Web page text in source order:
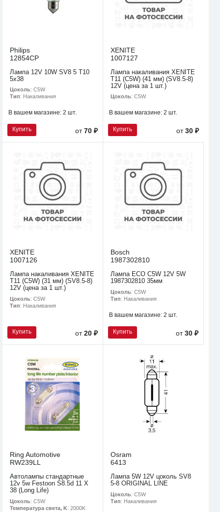
Philips
12854CP
Лампа 12V 10W SV8 5 T10
5x38
Цоколь: C5W
Тип: Накаливания
В вашем магазине: 2 шт.
Купить от70 ₽
XENITE
1007127
Лампа накаливания XENITE
T11 (C5W) (41 мм) (SV8.5-8)
12V (цена за 1 шт.)
Цоколь: C5W
В вашем магазине: 2 шт.
Купить от30 ₽
XENITE
1007126
Лампа накаливания XENITE
T11 (C5W) (31 мм) (SV8.5-8)
12V (цена за 1 шт.)
Цоколь: C5W
Тип: Накаливания
Купить от20 ₽
Bosch
1987302810
Лампа ECO C5W 12V 5W
1987302810 35мм
Цоколь: C5W
Тип: Накаливания
В вашем магазине: 2 шт.
Купить от30 ₽
Ring Automotive
RW239LL
Автолампы стандартные
12v 5w Festoon S8.5d 11 X
38 (Long Life)
Цоколь: C5W
Температура света, K: 2000K
Osram
6413
Лампа 5W 12V цоколь SV8
5-8 ORIGINAL LINE
Цоколь: C5W
Тип: Накаливания